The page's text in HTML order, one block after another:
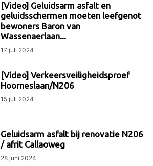
[Video] Geluidsarm asfalt en
geluidsschermen moeten leefgenot
bewoners Baron van
Wassenaerlaan...
17 juli 2024
[Video] Verkeersveiligheidsproef
Hoorneslaan/N206
15 juli 2024
Geluidsarm asfalt bij renovatie N206
/ afrit Callaoweg
28 juni 2024